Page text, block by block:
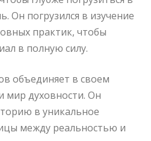
Он погрузился в изучение
практик, чтобы
в полную силу.
объединяет в своем
мир духовности. Он
в уникальное
между реальностью и